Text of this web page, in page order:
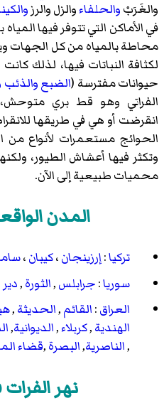
والغَرَبْوالحلفاءوالزلوالرز
في الأماكن التي تتوفر فيها
محاطة بالمياه من كل الجهات
لكثافة النباتات فيها، لذلك
حيوانات مفترسة (الضبعوالذئب
الفراتي وهو قط بري متوحش،
انقرضت أو هي في طريقها
الحوائج مستعمرات لأنواع من
وتكثر فيها أعشاش الطيور،
محميات طبيعية إلى الآن.
المدن
تركيا:إرزينجان،كيبان،
سوريا:جرابلس,الثورة,دير
العراق:القائم,الحديثة,
الهندية,كربلاء,الديوانية,
,الناصرية,البصرة,قضاء
نهر الفرات